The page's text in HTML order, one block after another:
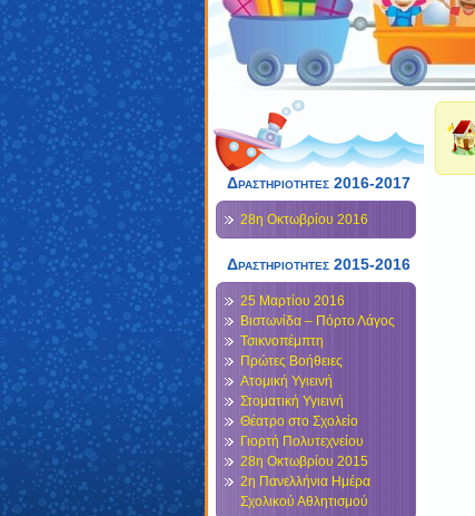
Δραστηριότητες 2016-2017
28η Οκτωβρίου 2016
Δραστηριότητες 2015-2016
25 Μαρτίου 2016
Βιστωνίδα – Πόρτο Λάγος
Τσικνοπέμπτη
Πρώτες Βοήθειες
Ατομική Υγιεινή
Στοματική Υγιεινή
Θέατρο στο Σχολείο
Γιορτή Πολυτεχνείου
28η Οκτωβρίου 2015
2η Πανελλήνια Ημέρα
Σχολικού Αθλητισμού